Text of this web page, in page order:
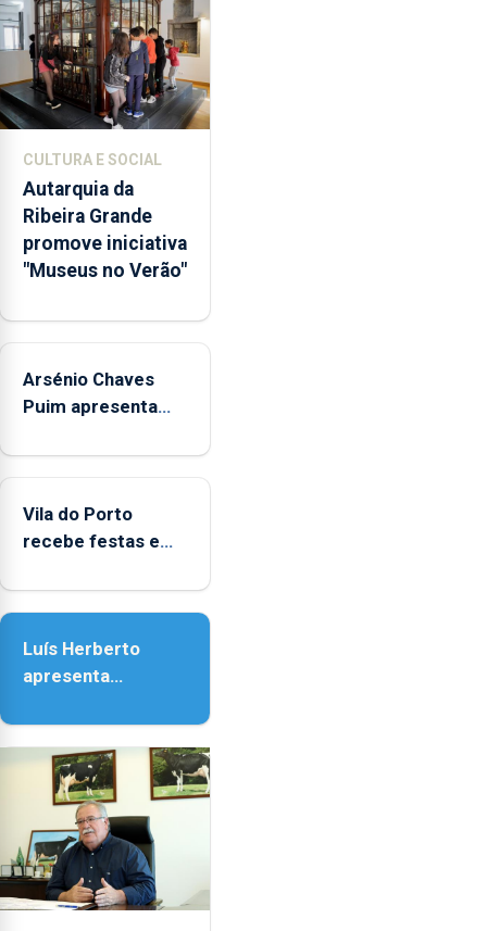
abertura
dos
museus
e
núcleos
integrados
na
Rede
Municipal
de
aos
durante
o
de
entre
as
e
as
18h00.
CULTURA E SOCIAL
Autarquia da
Ribeira Grande
promove iniciativa
"Museus no Verão"
Arsénio Chaves
Puim apresenta
de Vila do Porto
Vila do Porto
recebe festas em
Senhora da
Luís Herberto
apresenta
Paisagem’